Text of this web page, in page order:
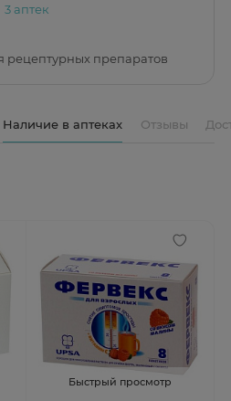
3 аптек
рецептурных препаратов
Наличие в аптеках Отзывы
Быстрый просмотр